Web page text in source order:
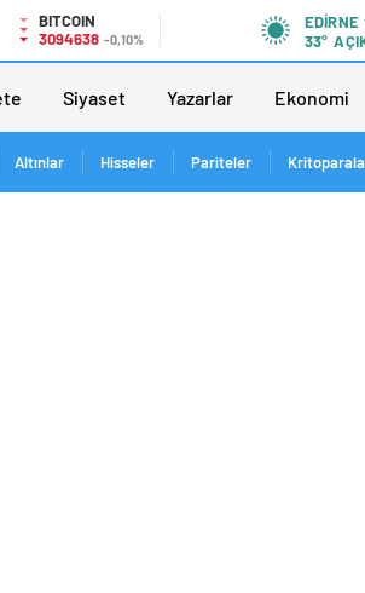
BITCOIN
3094638 -0,10%
EDIRNE
33°
Siyaset Yazarlar Ekonomi
Altınlar Hisseler Pariteler